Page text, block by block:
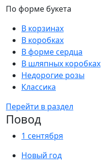
По форме букета
В корзинах
В коробках
В форме сердца
В шляпных коробках
Недорогие розы
Классика
Перейти в раздел
Повод
1 сентября
Новый год